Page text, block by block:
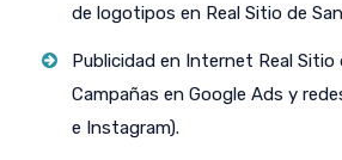
de logotipos en Real Sitio de
Publicidad en Internet Real Sitio
Campañas en Google Ads y
e Instagram).